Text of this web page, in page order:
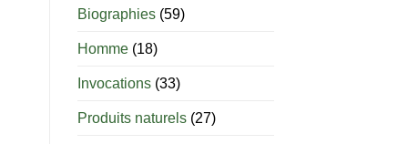
Biographies(59)
Homme(18)
Invocations(33)
Produits naturels(27)